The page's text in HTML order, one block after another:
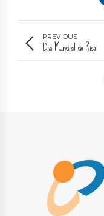
PREVIOUS
Dia Mundial do Riso